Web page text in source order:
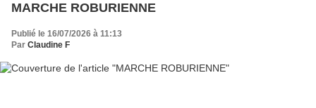
MARCHE ROBURIENNE
Publié le 16/07/2026 à 11:13
Par Claudine F